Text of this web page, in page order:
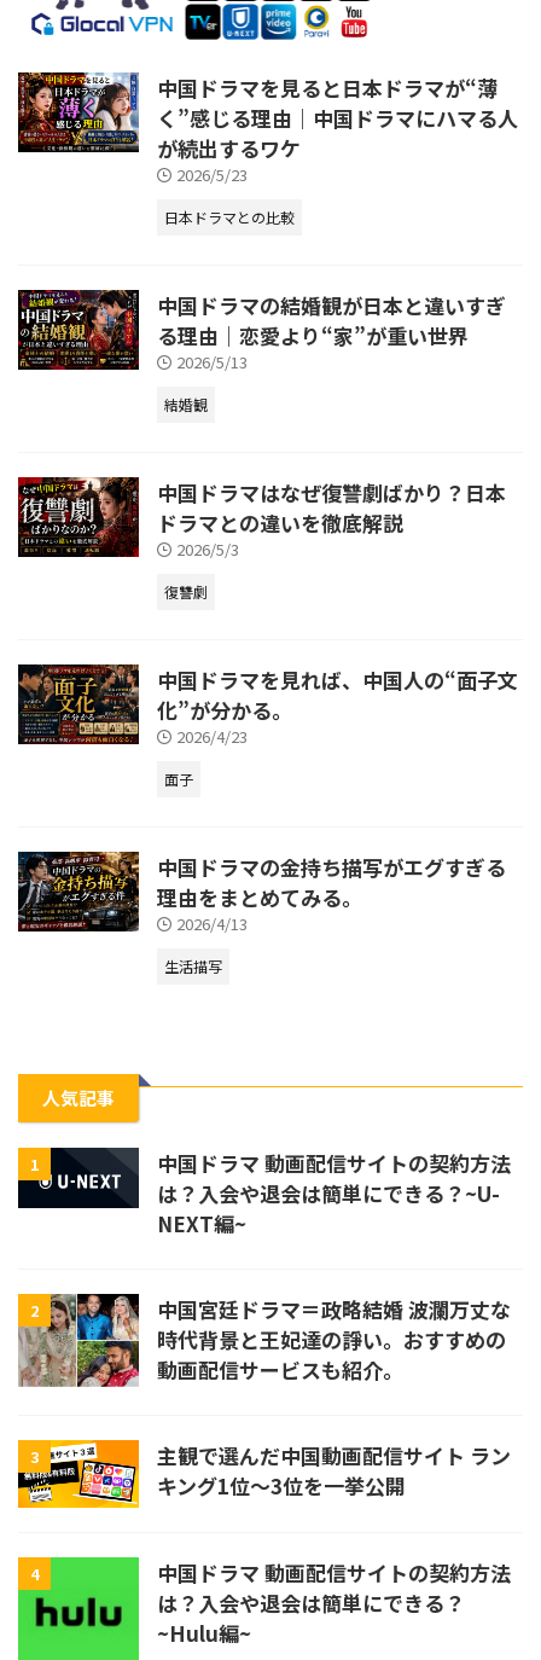
中国ドラマを見ると日本ドラマが“薄
く”感じる理由｜中国ドラマにハマる人
が続出するワケ
2026/5/23
日本ドラマとの比較
中国ドラマの結婚観が日本と違いすぎ
る理由｜恋愛より“家”が重い世界
2026/5/13
結婚観
中国ドラマはなぜ復讐劇ばかり？日本
ドラマとの違いを徹底解説
2026/5/3
復讐劇
中国ドラマを見れば、中国人の“面子文
化”が分かる。
2026/4/23
面子
中国ドラマの金持ち描写がエグすぎる
理由をまとめてみる。
2026/4/13
生活描写
人気記事
1
中国ドラマ 動画配信サイトの契約方法
は？入会や退会は簡単にできる？~U-
NEXT編~
2
中国宮廷ドラマ＝政略結婚 波瀾万丈な
時代背景と王妃達の諍い。おすすめの
動画配信サービスも紹介。
3
主観で選んだ中国動画配信サイト ラン
キング1位〜3位を一挙公開
4
中国ドラマ 動画配信サイトの契約方法
は？入会や退会は簡単にできる？
~Hulu編~